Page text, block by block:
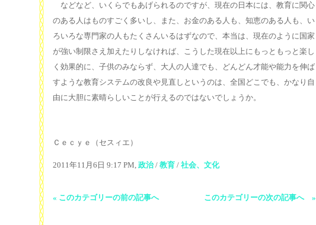
などなど、いくらでもあげられるのですが、現在の日本には、教育に関心
のある人はものすごく多いし、また、お金のある人も、知恵のある人も、い
ろいろな専門家の人もたくさんいるはずなので、本当は、現在のように国家
が強い制限さえ加えたりしなければ、こうした現在以上にもっともっと楽し
く効果的に、子供のみならず、大人の人達でも、どんどん才能や能力を伸ば
すような教育システムの改良や見直しというのは、全国どこでも、かなり自
由に大胆に素晴らしいことが行えるのではないでしょうか。
Ｃｅｃｙｅ（セスィエ）
2011年11月6日 9:17 PM, 政治/ 教育 / 社会、文化
« このカテゴリーの前の記事へ このカテゴリーの次の記事へ »